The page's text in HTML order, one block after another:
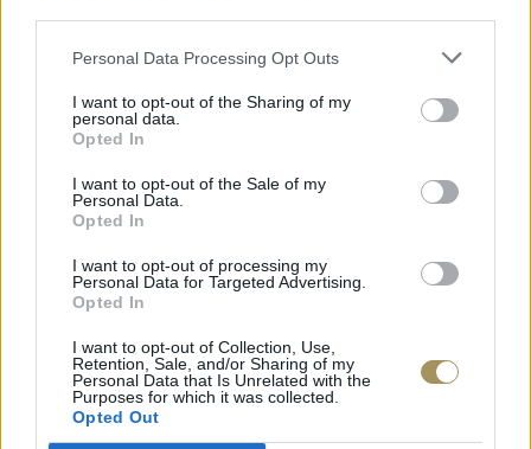
Personal Data Processing Opt Outs
I want to opt-out of the Sharing of my
personal data.
Opted In
I want to opt-out of the Sale of my
Personal Data.
Opted In
I want to opt-out of processing my
Personal Data for Targeted Advertising.
Opted In
I want to opt-out of Collection, Use,
Retention, Sale, and/or Sharing of my
Personal Data that Is Unrelated with the
Purposes for which it was collected.
Opted Out
JCOU ARIA JU19087-2
134€